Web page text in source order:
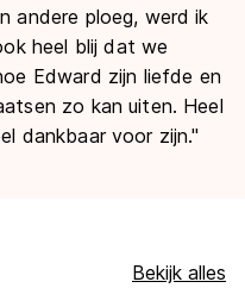
andere ploeg, werd ik
heel blij dat we
Edward zijn liefde en
zo kan uiten. Heel
dankbaar voor zijn."
Bekijk alles